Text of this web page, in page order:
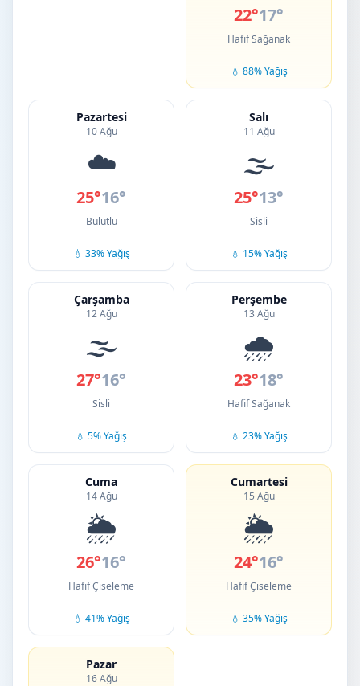
22°17°
Hafif Sağanak
💧 88% Yağış
Pazartesi
10 Ağu
☁️
25°16°
Bulutlu
💧 33% Yağış
Salı
11 Ağu
🌫️
25°13°
Sisli
💧 15% Yağış
Çarşamba
12 Ağu
🌫️
27°16°
Sisli
💧 5% Yağış
Perşembe
13 Ağu
🌧️
23°18°
Hafif Sağanak
💧 23% Yağış
Cuma
14 Ağu
🌦️
26°16°
Hafif Çiseleme
💧 41% Yağış
Cumartesi
15 Ağu
🌦️
24°16°
Hafif Çiseleme
💧 35% Yağış
Pazar
16 Ağu